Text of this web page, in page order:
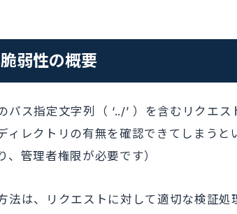
弱性の概要
パス指定文字列（ ‘../’ ） を含むリクエス
ィレクトリの有無を確認できてしまうと
、管理者権限が必要です）
法は、リクエストに対して適切な検証処